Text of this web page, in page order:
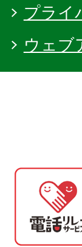
プライ
ウェブ